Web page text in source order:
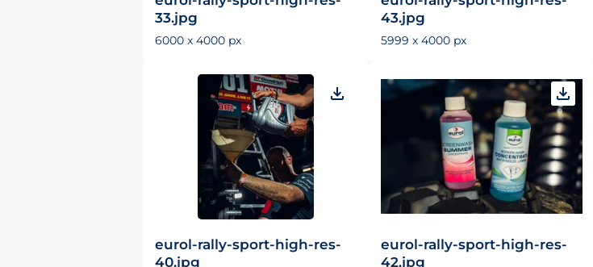
33.jpg
6000 x 4000 px
43.jpg
5999 x 4000 px
eurol-rally-sport-high-res-
40.jpg
eurol-rally-sport-high-res-
42.jpg